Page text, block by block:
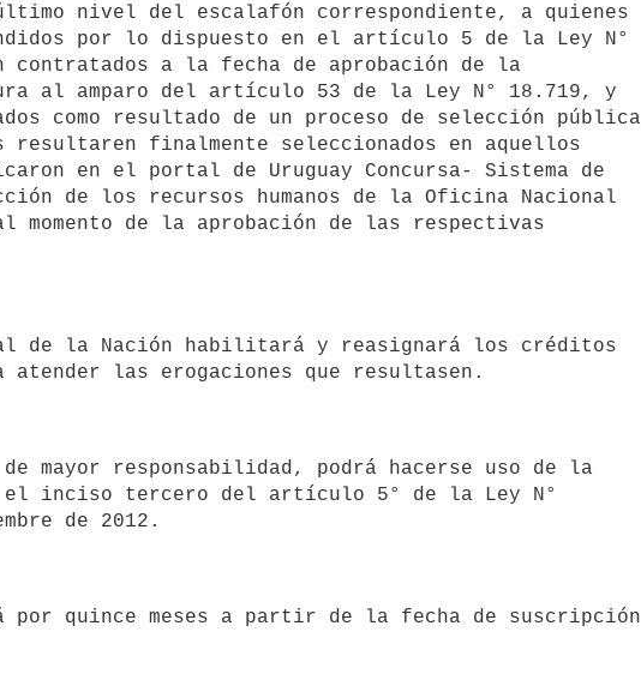
nivel del escalafón correspondiente, a quienes
por lo dispuesto en el artículo 5 de la Ley N°
contratados a la fecha de aprobación de la
al amparo del artículo 53 de la Ley N° 18.719, y
como resultado de un proceso de selección pública
finalmente seleccionados en aquellos
en el portal de Uruguay Concursa- Sistema de
de los recursos humanos de la Oficina Nacional
de la aprobación de las respectivas
inciso tercero del artículo 5° de la Ley N°